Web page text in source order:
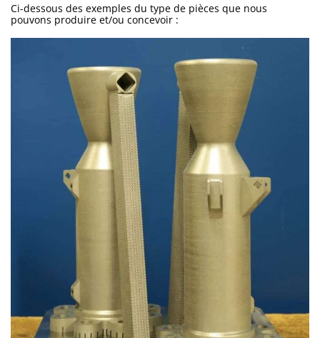
Ci-dessous des exemples du type de pièces que nous
pouvons produire et/ou concevoir :